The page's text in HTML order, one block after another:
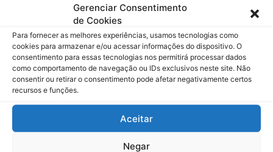
Gerenciar Consentimento
de Cookies
Para fornecer as melhores experiências, usamos tecnologias como
cookies para armazenar e/ou acessar informações do dispositivo. O
consentimento para essas tecnologias nos permitirá processar dados
como comportamento de navegação ou IDs exclusivos neste site. Não
consentir ou retirar o consentimento pode afetar negativamente certos
recursos e funções.
Aceitar
Negar
Assinar
Deixe uma resposta